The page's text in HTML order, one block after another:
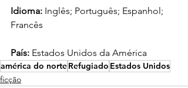
Idioma: Inglês; Português; Espanhol;
Francês
País: Estados Unidos da América
américa do norteRefugiado Estados Unidos
ficção